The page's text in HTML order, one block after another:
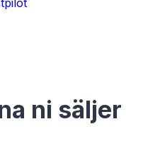
ni säljer